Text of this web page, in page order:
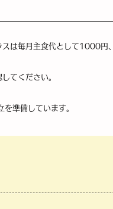
は毎月主食代として1000円、
てください。
準備しています。